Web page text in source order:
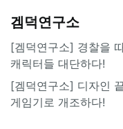
겜덕연구소
[겜덕연구소] 경찰을
캐릭터들 대단하다!
[겜덕연구소] 디자인
게임기로 개조하다!